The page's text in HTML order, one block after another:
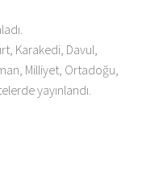
Karakedi, Davul,
Milliyet, Ortadoğu,
yayınlandı.